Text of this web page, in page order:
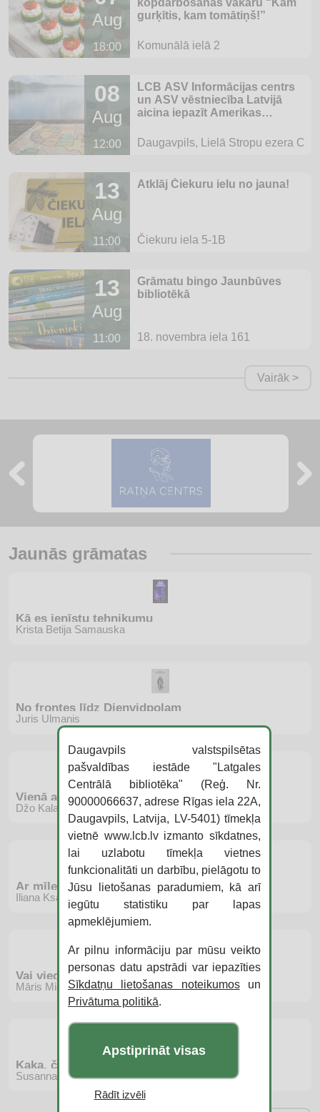
Aug
18:00
kopdarbošanās vakaru “Kam
gurķītis, kam tomātiņš!”
Komunālā ielā 2
08
Aug
12:00
LCB ASV Informācijas centrs
un ASV vēstniecība Latvijā
aicina iepazīt Amerikas
festivālā “Artišoks 2026”
Daugavpils, Lielā Stropu ezera
13
Aug
11:00
Atklāj Čiekuru ielu no jauna!
Čiekuru iela 5-1B
13
Aug
11:00
Grāmatu bingo Jaunbūves
bibliotēkā
18. novembra iela 161
Vairāk >
Jaunās grāmatas
Kā es ienīstu tehnikumu
Krista Betija Samauska
No frontes līdz Dienvidpolam
Juris Ulmanis
Vienā acumirklī
Džo Kalagana
Ar mīlestību Mamma
Iliana Ksandere
Vai viegli būt garenam?
Māris Mičerevskis
Kaka, čura, purkšķis
Susanna Iserna
Daugavpils valstspilsētas
pašvaldības iestāde "Latgales
Centrālā bibliotēka" (Reģ. Nr.
90000066637, adrese Rīgas iela 22A,
Daugavpils, Latvija, LV-5401) tīmekļa
vietnē www.lcb.lv izmanto sīkdatnes,
lai uzlabotu tīmekļa vietnes
funkcionalitāti un darbību, pielāgotu to
Jūsu lietošanas paradumiem, kā arī
iegūtu statistiku par lapas
apmeklējumiem.
Ar pilnu informāciju par mūsu veikto
personas datu apstrādi var iepazīties
Sīkdatņu lietošanas noteikumosun
Privātuma politikā.
Apstiprināt visas
Rādīt izvēli